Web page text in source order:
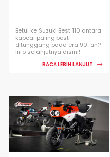
Betul ke Suzuki Best 110 antara
kapcai paling best
ditunggang pada era 90-an?
Info selanjutnya disini!
BACA LEBIH LANJUT